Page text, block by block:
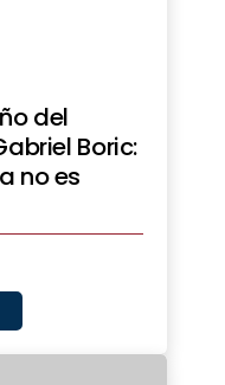
del
Boric:
no es